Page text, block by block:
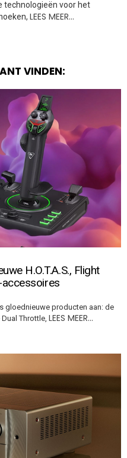
technologieën voor het
LEES MEER…
VINDEN:
H.O.T.A.S., Flight
accessoires
gloednieuwe producten aan: de
Throttle, LEES MEER…